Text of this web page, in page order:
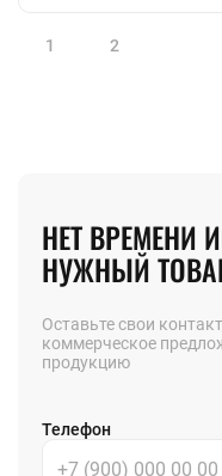
1 2
НЕТ ВРЕМЕНИ
НУЖНЫЙ
Оставьте свои
коммерческое
продукцию
Телефон